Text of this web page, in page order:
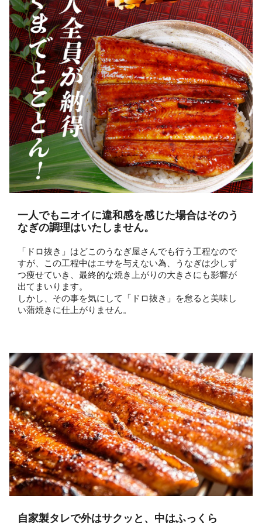
一人でもニオイに違和感を感じた場合はそのう
なぎの調理はいたしません。
「ドロ抜き」はどこのうなぎ屋さんでも行う工程なので
すが、この工程中はエサを与えない為、うなぎは少しず
つ痩せていき、最終的な焼き上がりの大きさにも影響が
出てまいります。
しかし、その事を気にして「ドロ抜き」を怠ると美味し
い蒲焼きに仕上がりません。
自家製タレで外はサクッと、中はふっくら